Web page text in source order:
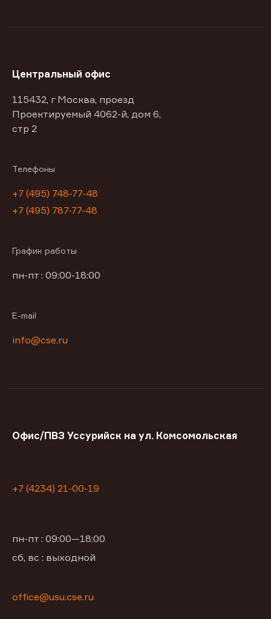
Центральный офис
115432, г Москва, проезд
Проектируемый 4062-й, дом 6,
стр 2
Телефоны
+7 (495) 748-77-48
+7 (495) 787-77-48
График работы
пн-пт : 09:00-18:00
E-mail
info@cse.ru
Офис/ПВЗ Уссурийск на ул. Комсомольская
+7 (4234) 21-00-19
пн-пт : 09:00—18:00
сб, вс : выходной
office@usu.cse.ru